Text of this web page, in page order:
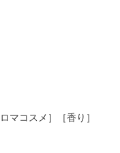
マコスメ］［香り］